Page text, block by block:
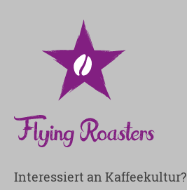
Interessiert an Kaffeekultur?